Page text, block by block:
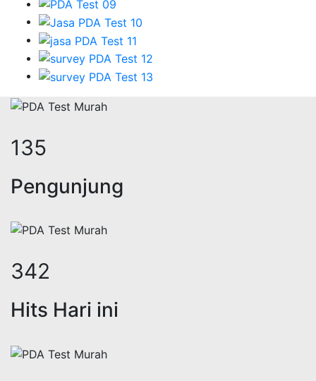
165
Pengunjung
420
Hits Hari ini